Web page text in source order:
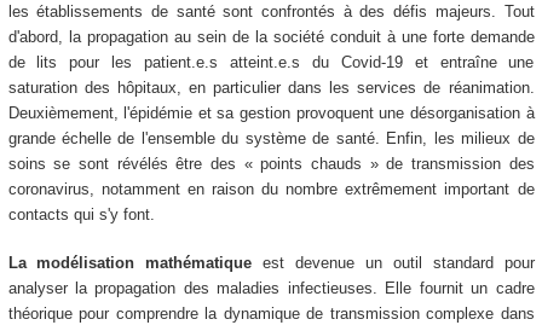
les établissements de santé sont confrontés à des défis majeurs. Tout
d'abord, la propagation au sein de la société conduit à une forte demande
de lits pour les patient.e.s atteint.e.s du Covid-19 et entraîne une
saturation des hôpitaux, en particulier dans les services de réanimation.
Deuxièmement, l'épidémie et sa gestion provoquent une désorganisation à
grande échelle de l'ensemble du système de santé. Enfin, les milieux de
soins se sont révélés être des « points chauds » de transmission des
coronavirus, notamment en raison du nombre extrêmement important de
contacts qui s'y font.
La modélisation mathématique est devenue un outil standard pour
analyser la propagation des maladies infectieuses. Elle fournit un cadre
théorique pour comprendre la dynamique de transmission complexe dans